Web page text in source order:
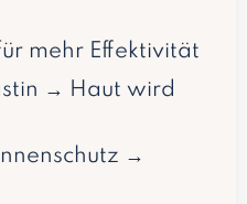
mehr Effektivität
→ Haut wird
→